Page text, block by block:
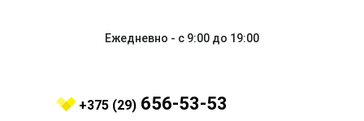
Ежедневно - с 9:00 до 19:00
+375 (29) 656-53-53